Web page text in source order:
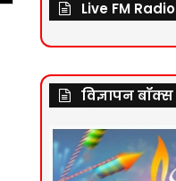
Live FM Radio
विज्ञापन बॉक्स